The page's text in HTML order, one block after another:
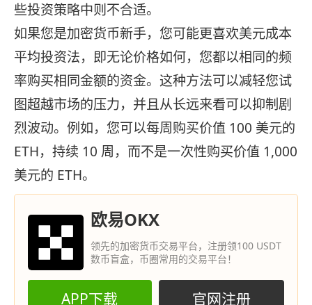
些投资策略中则不合适。
如果您是加密货币新手，您可能更喜欢美元成本
平均投资法，即无论价格如何，您都以相同的频
率购买相同金额的资金。这种方法可以减轻您试
图超越市场的压力，并且从长远来看可以抑制剧
烈波动。例如，您可以每周购买价值 100 美元的
ETH，持续 10 周，而不是一次性购买价值 1,000
美元的 ETH。
欧易OKX
领先的加密货币交易平台，注册领100 USDT
数币盲盒，币圈常用的交易平台！
APP下载 官网注册